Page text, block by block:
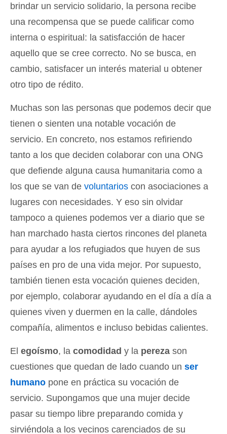
brindar un servicio solidario, la persona recibe
una recompensa que se puede calificar como
interna o espiritual: la satisfacción de hacer
aquello que se cree correcto. No se busca, en
cambio, satisfacer un interés material u obtener
otro tipo de rédito.
Muchas son las personas que podemos decir que
tienen o sienten una notable vocación de
servicio. En concreto, nos estamos refiriendo
tanto a los que deciden colaborar con una ONG
que defiende alguna causa humanitaria como a
los que se van de voluntarios con asociaciones a
lugares con necesidades. Y eso sin olvidar
tampoco a quienes podemos ver a diario que se
han marchado hasta ciertos rincones del planeta
para ayudar a los refugiados que huyen de sus
países en pro de una vida mejor. Por supuesto,
también tienen esta vocación quienes deciden,
por ejemplo, colaborar ayudando en el día a día a
quienes viven y duermen en la calle, dándoles
compañía, alimentos e incluso bebidas calientes.
El egoísmo, la comodidad y la pereza son
cuestiones que quedan de lado cuando un ser
humano pone en práctica su vocación de
servicio. Supongamos que una mujer decide
pasar su tiempo libre preparando comida y
sirviéndola a los vecinos carenciados de su